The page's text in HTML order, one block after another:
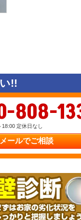
!!
808-
定休日なし
ールでご相談